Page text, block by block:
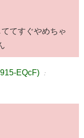
てすぐやめちゃ
EQcF) ：